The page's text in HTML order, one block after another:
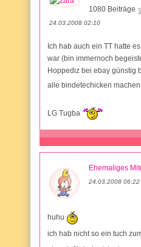
1080 Beiträge
24.03.2008 02:10
Ich hab auch ein TT hatte
war (bin immernoch
Hoppediz bei ebay günstig
alle bindetechicken
LG Tugba
Ehemaliges
24.03.2008 06:22
huhu
ich hab nicht so ein tuch